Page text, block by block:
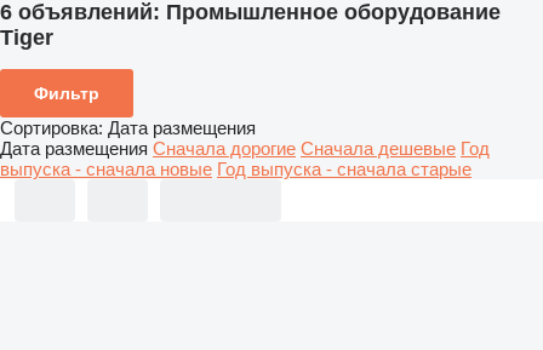
6 объявлений: Промышленное оборудование
Tiger
Фильтр
Сортировка: Дата размещения
Дата размещения Сначала дорогие Сначала дешевые Год
выпуска - сначала новые Год выпуска - сначала старые